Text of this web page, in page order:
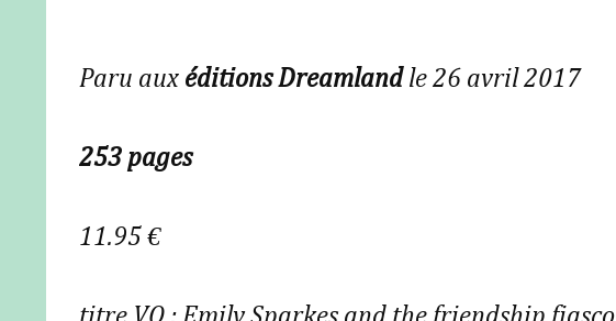
Paru aux éditions Dreamlandle 26 avril 2017
253 pages
11.95 €